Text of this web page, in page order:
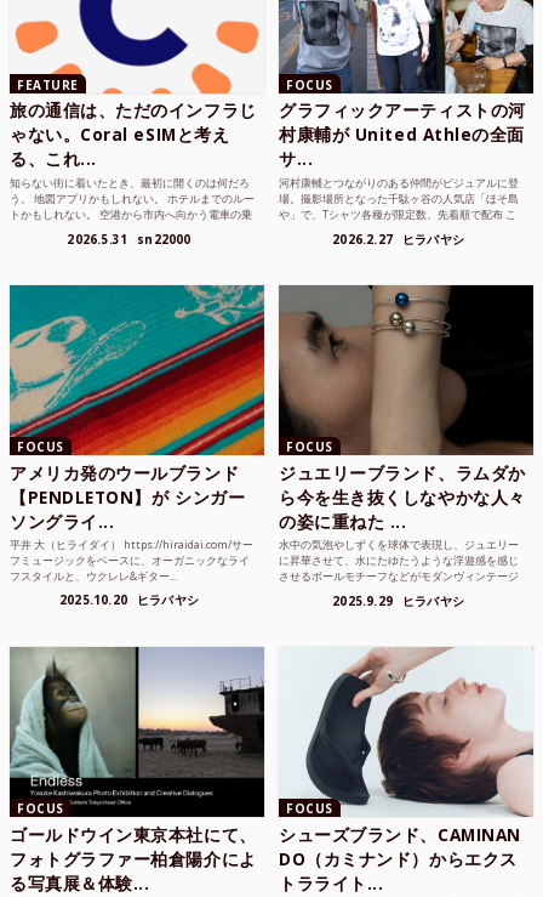
FEATURE
旅の通信は、ただのインフラじ
ゃない。Coral eSIMと考え
る、これ...
知らない街に着いたとき、最初に開くのは何だろ
う。 地図アプリかもしれない。 ホテルまでのルー
トかもしれない。 空港から市内へ向かう電車の乗
2026.5.31 sn22000
FOCUS
グラフィックアーティストの河
村康輔が United Athleの全面
サ...
河村康輔とつながりのある仲間がビジュアルに登
場。撮影場所となった千駄ヶ谷の人気店「ほそ島
や」で、Tシャツ各種が限定数、先着順で配布 こ
2026.2.27 ヒラバヤシ
FOCUS
アメリカ発のウールブランド
【PENDLETON】が シンガー
ソングライ...
平井 大（ヒライダイ） https://hiraidai.com/サー
フミュージックをベースに、オーガニックなライ
フスタイルと、ウクレレ&ギター...
2025.10.20 ヒラバヤシ
FOCUS
ジュエリーブランド、ラムダか
ら今を生き抜くしなやかな人々
の姿に重ねた ...
水中の気泡やしずくを球体で表現し、ジュエリー
に昇華させて、水にたゆたうような浮遊感を感じ
させるボールモチーフなどがモダンヴィンテージ
2025.9.29 ヒラバヤシ
FOCUS
ゴールドウイン東京本社にて、
フォトグラファー柏倉陽介によ
る写真展＆体験...
FOCUS
シューズブランド、CAMINAN
DO（カミナンド）からエクス
トラライト...